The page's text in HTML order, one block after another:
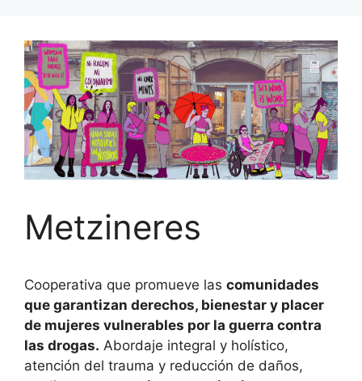
Metzineres
Cooperativa que promueve las comunidades
que garantizan derechos, bienestar y placer
de mujeres vulnerables por la guerra contra
las drogas. Abordaje integral y holístico,
atención del trauma y reducción de daños,